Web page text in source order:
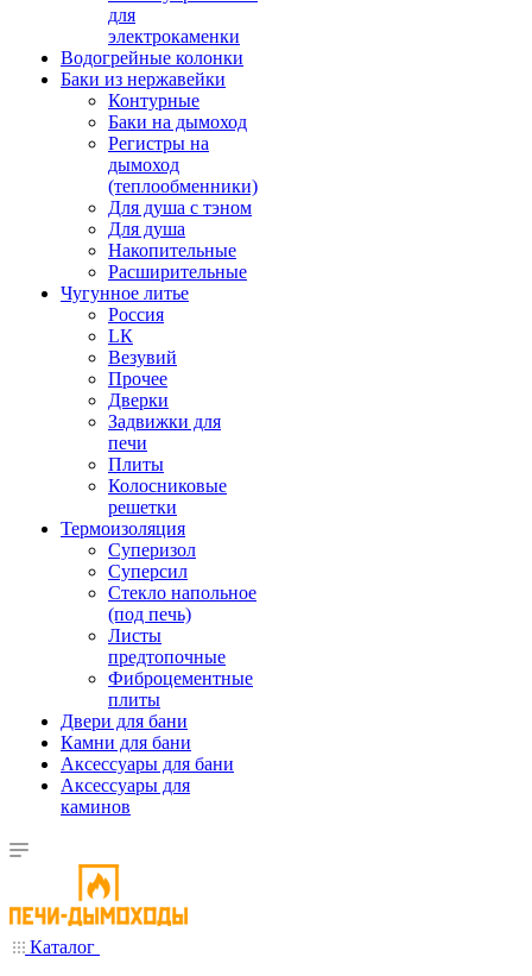
для
электрокаменки
Водогрейные колонки
Баки из нержавейки
Контурные
Баки на дымоход
Регистры на
дымоход
(теплообменники)
Для душа с тэном
Для душа
Накопительные
Расширительные
Чугунное литье
Россия
LК
Везувий
Прочее
Дверки
Задвижки для
печи
Плиты
Колосниковые
решетки
Термоизоляция
Суперизол
Суперсил
Стекло напольное
(под печь)
Листы
предтопочные
Фиброцементные
плиты
Двери для бани
Камни для бани
Аксессуары для бани
Аксессуары для
каминов
Каталог